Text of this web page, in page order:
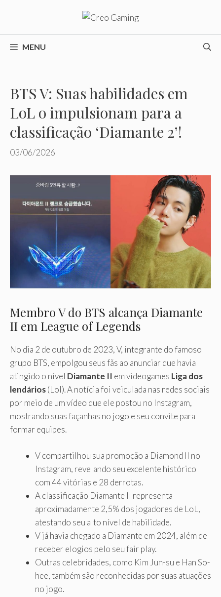
o
conteúdoMENU
BTS V: Suas habilidades em
LoL o impulsionam para a
classificação ‘Diamante 2’!
03/06/2026
Membro V do BTS alcança Diamante
II em League of Legends
No dia 2 de outubro de 2023, V, integrante do famoso
grupo BTS, empolgou seus fãs ao anunciar que havia
atingido o nível Diamante II em videogames Liga dos
lendários(Lol). A notícia foi veiculada nas redes sociais
por meio de um vídeo que ele postou no Instagram,
mostrando suas façanhas no jogo e seu convite para
formar equipes.
V compartilhou sua promoção a Diamond II no
Instagram, revelando seu excelente histórico
com 44 vitórias e 28 derrotas.
A classificação Diamante II representa
aproximadamente 2,5% dos jogadores de LoL,
atestando seu alto nível de habilidade.
V já havia chegado a Diamante em 2024, além de
receber elogios pelo seu fair play.
Outras celebridades, como Kim Jun-su e Han So-
hee, também são reconhecidas por suas atuações
no jogo.